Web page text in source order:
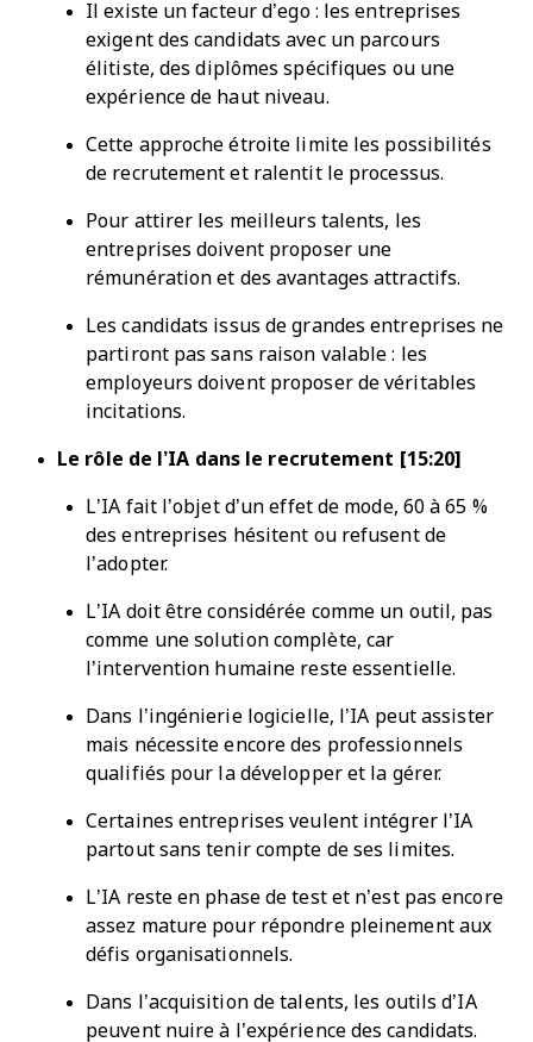
Il existe un facteur d’ego : les entreprises
exigent des candidats avec un parcours
élitiste, des diplômes spécifiques ou une
expérience de haut niveau.
Cette approche étroite limite les possibilités
de recrutement et ralentit le processus.
Pour attirer les meilleurs talents, les
entreprises doivent proposer une
rémunération et des avantages attractifs.
Les candidats issus de grandes entreprises ne
partiront pas sans raison valable : les
employeurs doivent proposer de véritables
incitations.
Le rôle de l’IA dans le recrutement [15:20]
L’IA fait l’objet d’un effet de mode, 60 à 65 %
des entreprises hésitent ou refusent de
l’adopter.
L’IA doit être considérée comme un outil, pas
comme une solution complète, car
l’intervention humaine reste essentielle.
Dans l’ingénierie logicielle, l’IA peut assister
mais nécessite encore des professionnels
qualifiés pour la développer et la gérer.
Certaines entreprises veulent intégrer l’IA
partout sans tenir compte de ses limites.
L’IA reste en phase de test et n’est pas encore
assez mature pour répondre pleinement aux
défis organisationnels.
Dans l’acquisition de talents, les outils d’IA
peuvent nuire à l’expérience des candidats.